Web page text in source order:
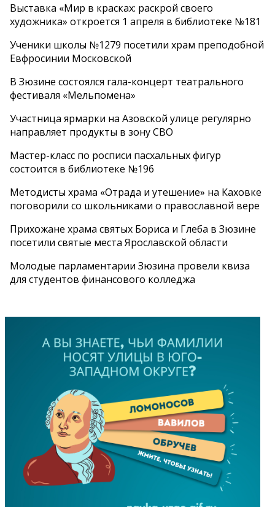
Выставка «Мир в красках: раскрой своего
художника» откроется 1 апреля в библиотеке №181
Ученики школы №1279 посетили храм преподобной
Евфросинии Московской
В Зюзине состоялся гала-концерт театрального
фестиваля «Мельпомена»
Участница ярмарки на Азовской улице регулярно
направляет продукты в зону СВО
Мастер-класс по росписи пасхальных фигур
состоится в библиотеке №196
Методисты храма «Отрада и утешение» на Каховке
поговорили со школьниками о православной вере
Прихожане храма святых Бориса и Глеба в Зюзине
посетили святые места Ярославской области
Молодые парламентарии Зюзина провели квиза
для студентов финансового колледжа